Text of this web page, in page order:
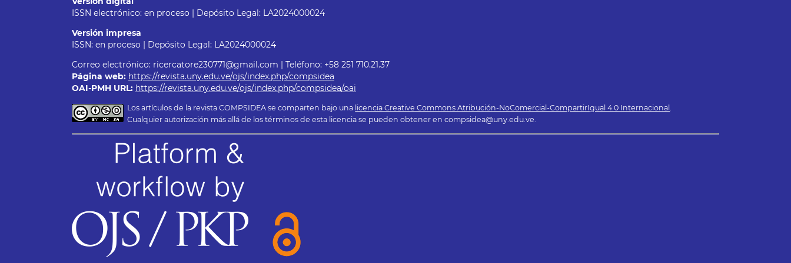
ISSN electrónico: en proceso | Depósito Legal: LA2024000024
Versión impresa
ISSN: en proceso | Depósito Legal: LA2024000024
Correo electrónico: ricercatore230771@gmail.com | Teléfono: +58 251 710.21.37
Página web: https://revista.uny.edu.ve/ojs/index.php/compsidea
OAI-PMH URL: https://revista.uny.edu.ve/ojs/index.php/compsidea/oai
Los artículos de la revista COMPSIDEA se comparten bajo una licencia Creative Commons Atribución-NoComercial-CompartirIgual 4.0 Internacional.
Cualquier autorización más allá de los términos de esta licencia se pueden obtener en compsidea@uny.edu.ve.